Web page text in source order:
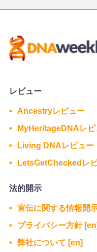
レビュー
Ancestryレビュー
MyHeritageDNAレビ
Living DNAレビュー
LetsGetCheckedレ
法的開示
宣伝に関する情報開
プライバシー方針
弊社について [en]